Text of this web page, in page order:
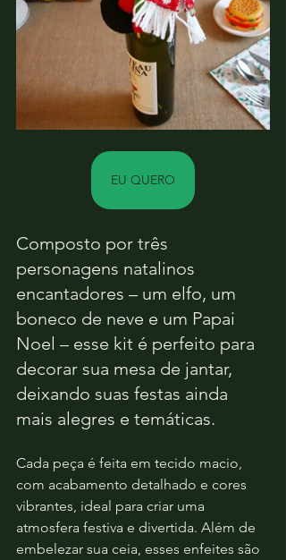
EU QUERO
Composto por três
personagens natalinos
encantadores – um elfo, um
boneco de neve e um Papai
Noel – esse kit é perfeito para
decorar sua mesa de jantar,
deixando suas festas ainda
mais alegres e temáticas.
Cada peça é feita em tecido macio,
com acabamento detalhado e cores
vibrantes, ideal para criar uma
atmosfera festiva e divertida. Além de
embelezar sua ceia, esses enfeites são